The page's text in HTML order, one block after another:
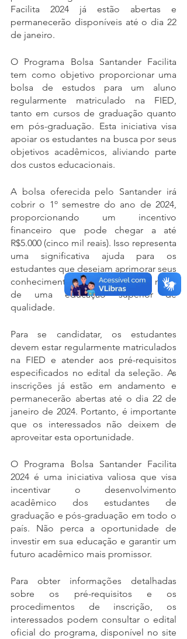
Facilita 2024 já estão abertas e
permanecerão disponíveis até o dia 22
de janeiro.
O Programa Bolsa Santander Facilita
tem como objetivo proporcionar uma
bolsa de estudos para um aluno
regularmente matriculado na FIED,
tanto em cursos de graduação quanto
em pós-graduação. Esta iniciativa visa
apoiar os estudantes na busca por seus
objetivos acadêmicos, aliviando parte
dos custos educacionais.
A bolsa oferecida pelo Santander irá
cobrir o 1º semestre do ano de 2024,
proporcionando um incentivo
financeiro que pode chegar a até
R$5.000 (cinco mil reais). Isso representa
uma significativa ajuda para os
estudantes que desejam aprimorar seus
conhecimentos e habilidades por meio
de uma educação superior de
qualidade.
Para se candidatar, os estudantes
devem estar regularmente matriculados
na FIED e atender aos pré-requisitos
especificados no edital da seleção. As
inscrições já estão em andamento e
permanecerão abertas até o dia 22 de
janeiro de 2024. Portanto, é importante
que os interessados não deixem de
aproveitar esta oportunidade.
O Programa Bolsa Santander Facilita
2024 é uma iniciativa valiosa que visa
incentivar o desenvolvimento
acadêmico dos estudantes de
graduação e pós-graduação em todo o
país. Não perca a oportunidade de
investir em sua educação e garantir um
futuro acadêmico mais promissor.
Para obter informações detalhadas
sobre os pré-requisitos e os
procedimentos de inscrição, os
interessados podem consultar o edital
oficial do programa, disponível no site